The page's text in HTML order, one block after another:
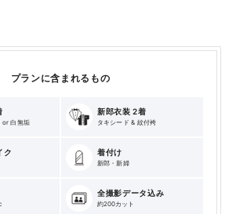
プランに含まれるもの
or 白無垢
新郎衣装 2着
タキシード & 紋付袴
ク 着付け
新郎・新婦
全撮影データ込み
約200カット